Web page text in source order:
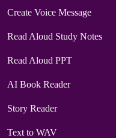
Create Voice Message
Read Aloud Study Notes
Read Aloud PPT
AI Book Reader
Story Reader
Text to WAV